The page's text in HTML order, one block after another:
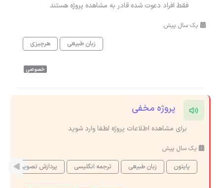
فقط افراد دعوت شده قادر به مشاهده پروژه هستند
یک سال پیش
زبان طبیعی
هرچیزی
خصوصی
پروژه مخفی
برای مشاهده اطلاعات پروژه لطفا وارد شوید
یک سال پیش
پایتون
زبان طبیعی ترجمه انگلیسی پردازش تصویر